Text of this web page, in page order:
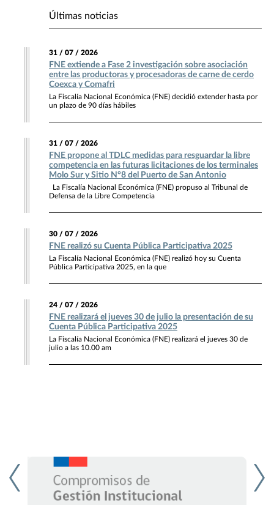
Últimas noticias
31 / 07 / 2026
FNE extiende a Fase 2 investigación sobre asociación
entre las productoras y procesadoras de carne de cerdo
Coexca y Comafri
La Fiscalía Nacional Económica (FNE) decidió extender hasta por
un plazo de 90 días hábiles
31 / 07 / 2026
FNE propone al TDLC medidas para resguardar la libre
competencia en las futuras licitaciones de los terminales
Molo Sur y Sitio N°8 del Puerto de San Antonio
La Fiscalía Nacional Económica (FNE) propuso al Tribunal de
Defensa de la Libre Competencia
30 / 07 / 2026
FNE realizó su Cuenta Pública Participativa 2025
La Fiscalía Nacional Económica (FNE) realizó hoy su Cuenta
Pública Participativa 2025, en la que
24 / 07 / 2026
FNE realizará el jueves 30 de julio la presentación de su
Cuenta Pública Participativa 2025
La Fiscalía Nacional Económica (FNE) realizará el jueves 30 de
julio a las 10.00 am